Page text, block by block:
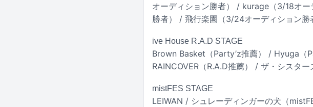
オーディション勝者） / kurage（3/18オ
勝者） / 飛行楽園（3/24オーディション勝
ive House R.A.D STAGE
Brown Basket（Party’z推薦） / Hyuga（
RAINCOVER（R.A.D推薦） / ザ・シスタ
mistFES STAGE
LEIWAN / シュレーディンガーの犬（